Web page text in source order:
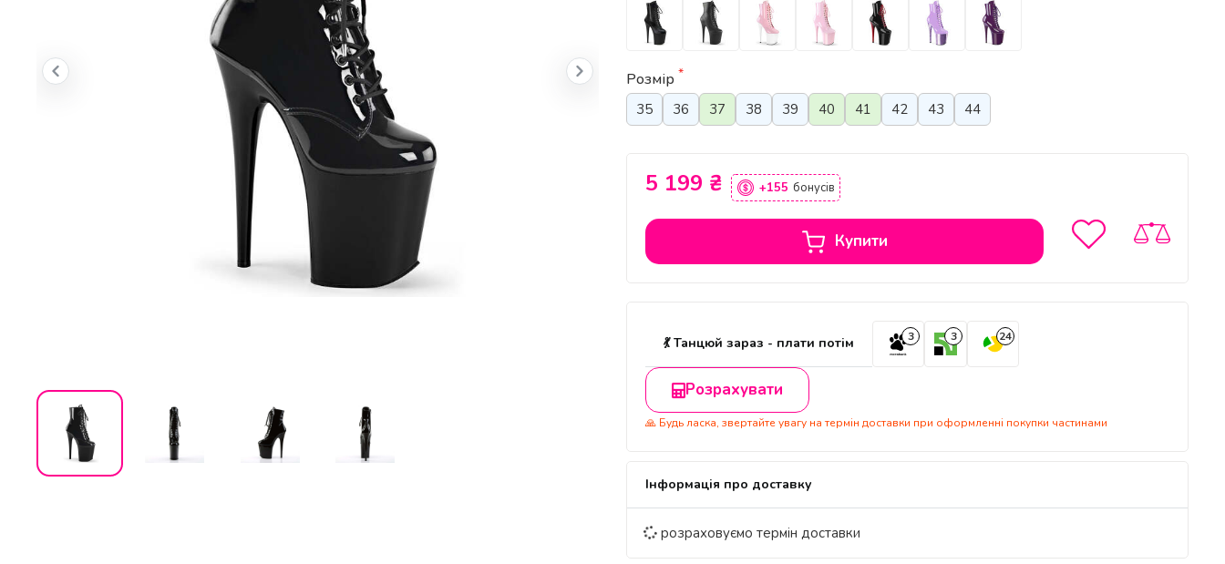
Розмір *
35 36 37 38 39 40 41 42 43 44
5 199 ₴ +155 бонусів
Купити
💃 Танцюй зараз - плати потім 3 3 24
Розрахувати
🙏 Будь ласка, звертайте увагу на термін доставки при оформленні покупки частинами
Інформація про доставку
розраховуємо термін доставки